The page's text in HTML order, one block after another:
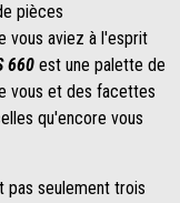
pièces
vous aviez à l'esprit
660 est une palette de
vous et des facettes
qu'encore vous
pas seulement trois